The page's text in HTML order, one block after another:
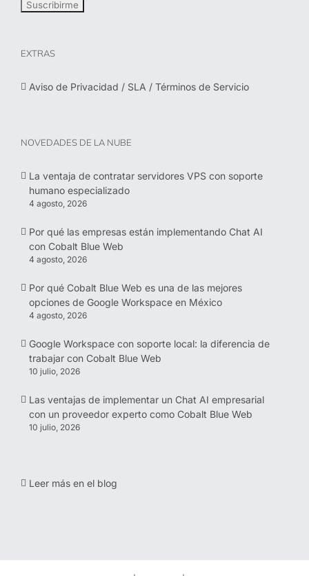
EXTRAS
Aviso de Privacidad / SLA / Términos de Servicio
NOVEDADES DE LA NUBE
La ventaja de contratar servidores VPS con soporte
humano especializado
4 agosto, 2026
Por qué las empresas están implementando Chat AI
con Cobalt Blue Web
4 agosto, 2026
Por qué Cobalt Blue Web es una de las mejores
opciones de Google Workspace en México
4 agosto, 2026
Google Workspace con soporte local: la diferencia de
trabajar con Cobalt Blue Web
10 julio, 2026
Las ventajas de implementar un Chat AI empresarial
con un proveedor experto como Cobalt Blue Web
10 julio, 2026
Leer más en el blog